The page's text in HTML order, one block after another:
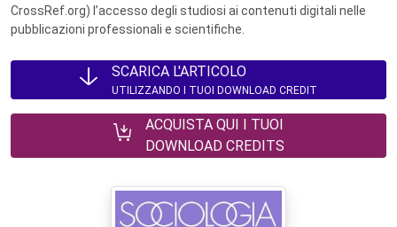
CrossRef.org) l’accesso degli studiosi ai contenuti digitali nelle
pubblicazioni professionali e scientifiche.
SCARICA L'ARTICOLO
UTILIZZANDO I TUOI DOWNLOAD CREDIT
ACQUISTA QUI I TUOI
DOWNLOAD CREDITS